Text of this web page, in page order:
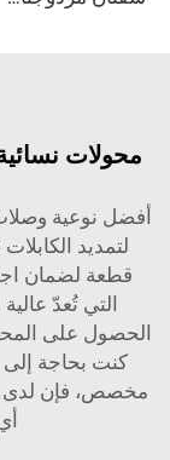
محولات
لتمديد
قطعة لضمان
التي تُعدّ
الحصول على
كنت بحاجة